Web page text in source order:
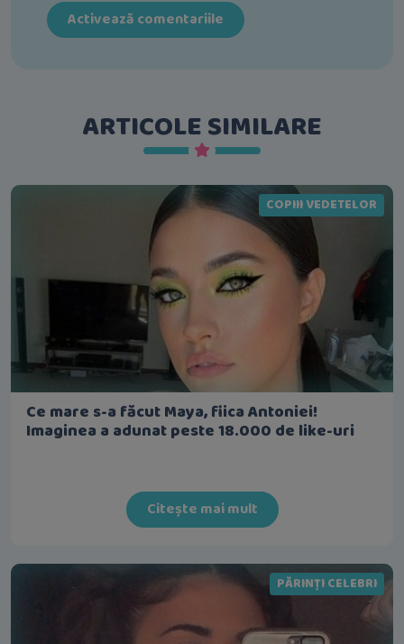
Activează comentariile
ARTICOLE SIMILARE
COPIII VEDETELOR
Ce mare s-a făcut Maya, fiica Antoniei!
Imaginea a adunat peste 18.000 de like-uri
Citește mai mult
PĂRINȚI CELEBRI